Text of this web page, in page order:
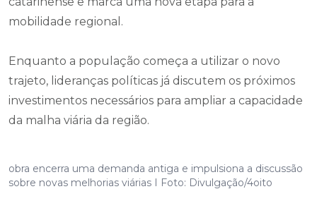
mobilidade regional.
Enquanto a população começa a utilizar o novo
trajeto, lideranças políticas já discutem os próximos
investimentos necessários para ampliar a capacidade
da malha viária da região.
obra encerra uma demanda antiga e impulsiona a discussão
sobre novas melhorias viárias I Foto: Divulgação/4oito